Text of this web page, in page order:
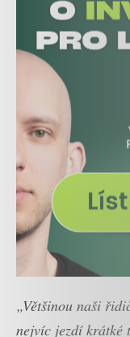
„Většinou naši
nejvíc jezdí krátké